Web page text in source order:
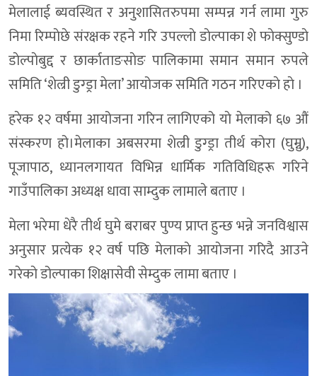
मेलालाई ब्यवस्थित र अनुशासितरुपमा सम्पन्न गर्न लामा गुरु
निमा रिम्पाेछे संरक्षक रहने गरि उपल्लाे डाेल्पाका शे फाेक्सुण्डाे
डाेल्पाेबुद्द र छार्काताङसाेङ पालिकामा समान समान रुपले
समिति ‘शेल्री डुग्ड्रा मेला’ आयोजक समिति गठन गरिएकाे हाे ।
हरेक १२ वर्षमा आयोजना गरिन लागिएको याे मेलाको ६७ औं
संस्करण हो।मेलाका अबसरमा शेल्री डुग्ड्रा तीर्थ कोरा (घुम्नु),
पूजापाठ, ध्यानलगायत विभिन्न धार्मिक गतिविधिहरू गरिने
गाउँपालिका अध्यक्ष धावा साम्दुक लामाले बताए ।
मेला भरेमा धेरै तीर्थ घुमे बराबर पुण्य प्राप्त हुन्छ भन्ने जनविश्वास
अनुसार प्रत्येक १२ वर्ष पछि मेलाकाे आयाेजना गरिदै आउने
गरेकाे डोल्पाका शिक्षासेवी सेम्दुक लामा बताए ।